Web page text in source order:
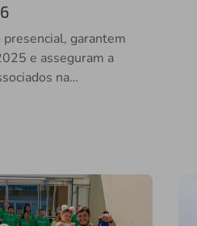
garantem
e asseguram a
na